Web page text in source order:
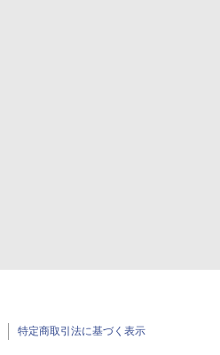
特定商取引法に基づく表示